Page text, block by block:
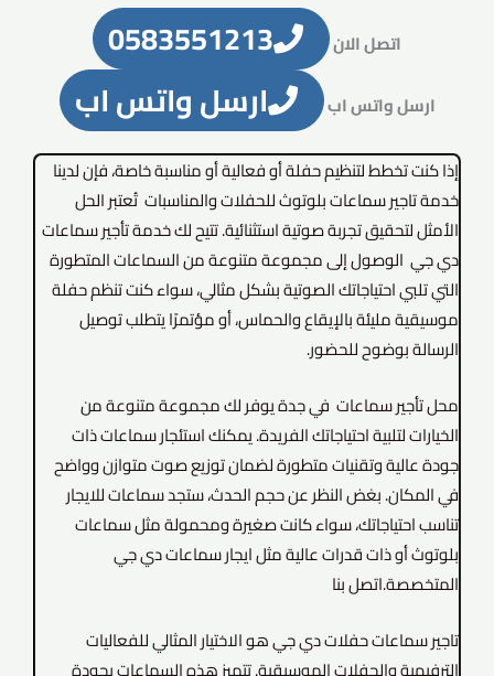
اتصل الان 0583551213
ارسل واتس اب ارسل واتس اب
إذا كنت تخطط لتنظيم حفلة أو فعالية أو مناسبة خاصة، فإن لدينا
خدمة تاجير سماعات بلوتوث للحفلات والمناسبات تُعتبر الحل
الأمثل لتحقيق تجربة صوتية استثنائية. تتيح لك خدمة تأجير سماعات
دي جي الوصول إلى مجموعة متنوعة من السماعات المتطورة
التي تلبي احتياجاتك الصوتية بشكل مثالي، سواء كنت تنظم حفلة
موسيقية مليئة بالإيقاع والحماس، أو مؤتمرًا يتطلب توصيل
الرسالة بوضوح للحضور.
محل تأجير سماعات في جدة يوفر لك مجموعة متنوعة من
الخيارات لتلبية احتياجاتك الفريدة. يمكنك استئجار سماعات ذات
جودة عالية وتقنيات متطورة لضمان توزيع صوت متوازن وواضح
في المكان. بغض النظر عن حجم الحدث، ستجد سماعات للايجار
تناسب احتياجاتك، سواء كانت صغيرة ومحمولة مثل سماعات
بلوتوث أو ذات قدرات عالية مثل ايجار سماعات دي جي
المتخصصة.اتصل بنا
تاجير سماعات حفلات دي جي هو الاختيار المثالي للفعاليات
الترفيهية والحفلات الموسيقية. تتميز هذه السماعات بجودة